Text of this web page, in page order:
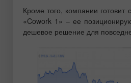
Кроме того, компании
«Cowork 1» – ее
дешевое решение для